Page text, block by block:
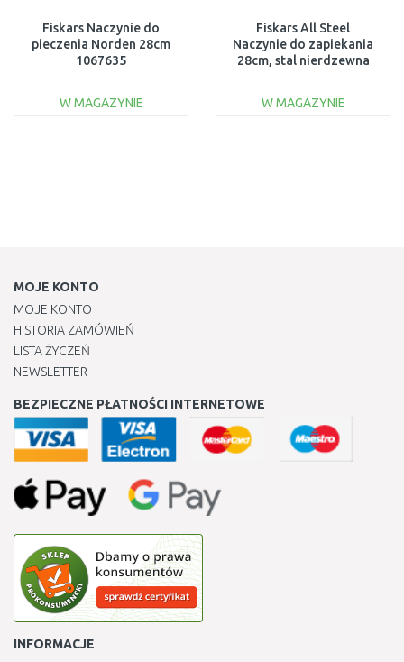
Fiskars Naczynie do
pieczenia Norden 28cm
1067635
W MAGAZYNIE
Fiskars All Steel
Naczynie do zapiekania
28cm, stal nierdzewna
W MAGAZYNIE
MOJE KONTO
MOJE KONTO
HISTORIA ZAMÓWIEŃ
LISTA ŻYCZEŃ
NEWSLETTER
BEZPIECZNE PŁATNOŚCI INTERNETOWE
INFORMACJE